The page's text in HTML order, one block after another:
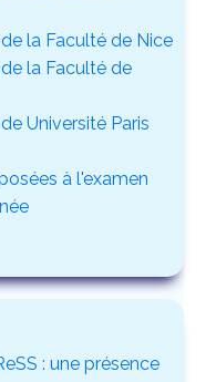
la Faculté de Nice
la Faculté de
Université Paris
à l'examen
: une présence